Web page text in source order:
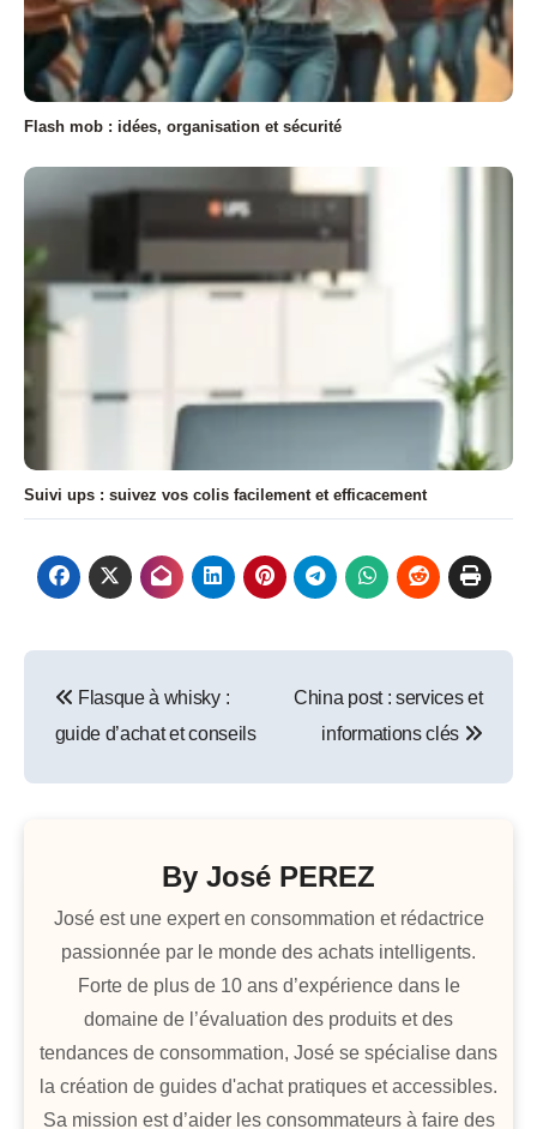
Flash mob : idées, organisation et sécurité
Suivi ups : suivez vos colis facilement et efficacement
de
l’article
Flasque à whisky :
guide d’achat et conseils
China post : services et
informations clés
By José PEREZ
José est une expert en consommation et rédactrice
passionnée par le monde des achats intelligents.
Forte de plus de 10 ans d’expérience dans le
domaine de l’évaluation des produits et des
tendances de consommation, José se spécialise dans
la création de guides d'achat pratiques et accessibles.
Sa mission est d’aider les consommateurs à faire des